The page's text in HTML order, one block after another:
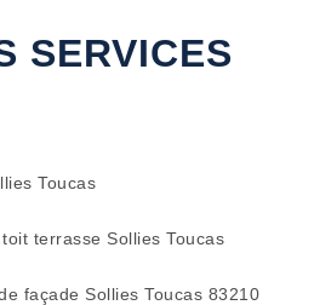
SERVICES
Toucas
terrasse Sollies Toucas
façade Sollies Toucas 83210